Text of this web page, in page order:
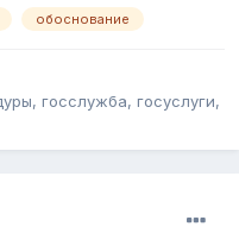
обоснование
госслужба, госуслуги,